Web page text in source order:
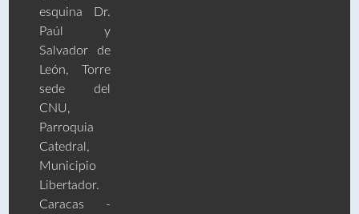
esquina Dr.
Paúl y
Salvador de
León, Torre
sede del
CNU,
Parroquia
Catedral,
Municipio
Libertador.
Caracas -